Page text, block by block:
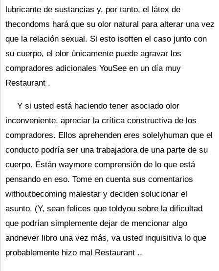
lubricante de sustancias y, por tanto, el látex de
thecondoms hará que su olor natural para alterar una vez
que la relación sexual. Si esto isoften el caso junto con
su cuerpo, el olor únicamente puede agravar los
compradores adicionales YouSee en un día muy
Restaurant .
Y si usted está haciendo tener asociado olor
inconveniente, apreciar la crítica constructiva de los
compradores. Ellos aprehenden eres solelyhuman que el
conducto podría ser una trabajadora de una parte de su
cuerpo. Están waymore comprensión de lo que está
pensando en eso. Tome en cuenta sus comentarios
withoutbecoming malestar y deciden solucionar el
asunto. (Y, sean felices que toldyou sobre la dificultad
que podrían simplemente dejar de mencionar algo
andnever libro una vez más, va usted inquisitiva lo que
probablemente hizo mal Restaurant ..